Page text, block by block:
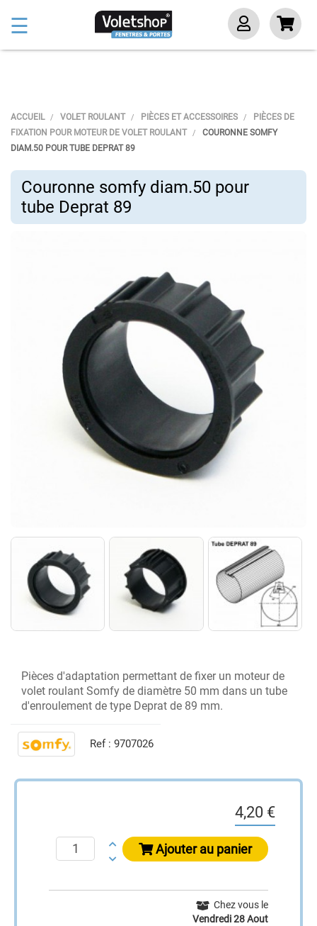
Basculer
la
☰
ACCUEIL VOLET ROULANT PIÈCES ET ACCESSOIRES
PIÈCES DE
FIXATION POUR MOTEUR DE VOLET ROULANT
COURONNE SOMFY
DIAM.50 POUR TUBE DEPRAT 89
Couronne somfy diam.50 pour
tube Deprat 89
Pièces d'adaptation permettant de fixer un moteur de
volet roulant Somfy de diamètre 50 mm dans un tube
d'enroulement de type Deprat de 89 mm.
Ref : 9707026
4,20 €
Ajouter au panier
Chez vous le
Vendredi 28 Aout